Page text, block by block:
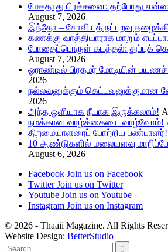
மேகதாது பிரச்சனை: தற்போது
August 7, 2026
இந்தோ – சோவியத் நட்புறவு
கணக்கு வாத்தியாராக மாறும்
போதைப்பொருள் கடத்தல்: துப்புக்
August 7, 2026
ஓராண்டில் பிரதமர் மோடியின் பயணச்
2026
நல்லவனுக்கும் கெட்டவனுக்குமான
2026
அந்த ஒளியாக நீயாக இருக்கலாம்!
நமக்கான வாழ்க்கையை வாழ்வோம்!
திறமையாளரைப் போற்றிய பண்பாளர்!
10 ஆண்டுகளில் மலையளவு
August 6, 2026
Facebook Join us on Facebook
Twitter Join us on Twitter
Youtube Join us on Youtube
Instagram Join us on Instagram
© 2026 - Thaaii Magazine. All Rights
Website Design: BetterStudio